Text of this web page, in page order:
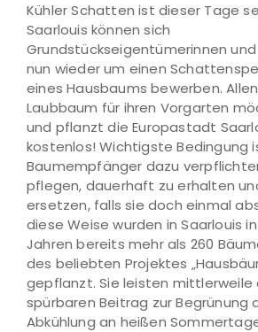
Kühler Schatten ist dieser Tage
Saarlouis können sich
Grundstückseigentümerinnen
nun wieder um einen
eines Hausbaums bewerben.
Laubbaum für ihren Vorgarten
und pflanzt die Europastadt
kostenlos! Wichtigste Bedingung
Baumempfänger dazu
pflegen, dauerhaft zu erhalten
ersetzen, falls sie doch einmal
diese Weise wurden in Saarlouis
Jahren bereits mehr als 260
des beliebten Projektes
gepflanzt. Sie leisten mittlerweile
spürbaren Beitrag zur Begrünung
Abkühlung an heißen